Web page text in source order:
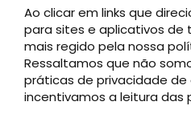
Ao clicar em links que
para sites e aplicativos de
mais regido pela nossa
Ressaltamos que não
práticas de privacidade de
incentivamos a leitura das